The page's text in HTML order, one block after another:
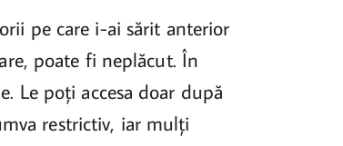
pe care i-ai sărit anterior
poate fi neplăcut. În
Le poți accesa doar după
restrictiv, iar mulți